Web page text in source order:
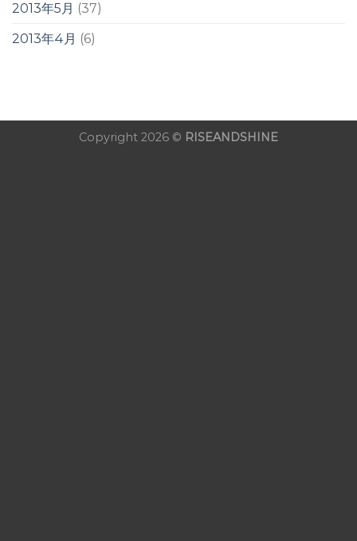
2013年5月 (37)
2013年4月 (6)
Copyright 2026 © RISEANDSHINE